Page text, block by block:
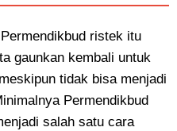
ristek itu
gaunkan kembali untuk
tidak bisa menjadi
Permendikbud
salah satu cara